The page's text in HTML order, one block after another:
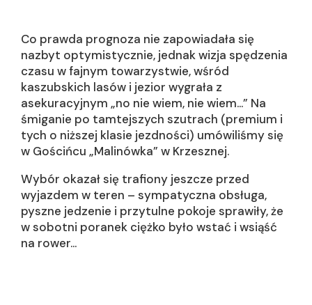
Co prawda prognoza nie zapowiadała się
nazbyt optymistycznie, jednak wizja spędzenia
czasu w fajnym towarzystwie, wśród
kaszubskich lasów i jezior wygrała z
asekuracyjnym „no nie wiem, nie wiem…” Na
śmiganie po tamtejszych szutrach (premium i
tych o niższej klasie jezdności) umówiliśmy się
w Gościńcu „Malinówka” w Krzesznej.
Wybór okazał się trafiony jeszcze przed
wyjazdem w teren – sympatyczna obsługa,
pyszne jedzenie i przytulne pokoje sprawiły, że
w sobotni poranek ciężko było wstać i wsiąść
na rower…